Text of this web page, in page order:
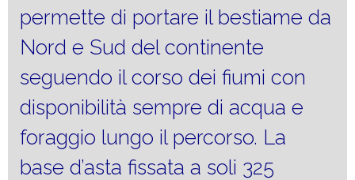
permette di portare il bestiame da
Nord e Sud del continente
seguendo il corso dei fiumi con
disponibilità sempre di acqua e
foraggio lungo il percorso. La
base d’asta fissata a soli 325